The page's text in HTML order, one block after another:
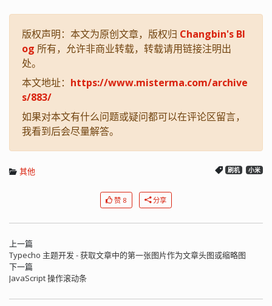
版权声明：本文为原创文章，版权归 Changbin's Bl
og 所有，允许非商业转载，转载请用链接注明出
处。
本文地址： https://www.misterma.com/archive
s/883/
如果对本文有什么问题或疑问都可以在评论区留言，
我看到后会尽量解答。
其他 刷机 小米
赞 8 分享
上一篇
Typecho 主题开发 - 获取文章中的第一张图片作为文章头图或缩略图
下一篇
JavaScript 操作滚动条